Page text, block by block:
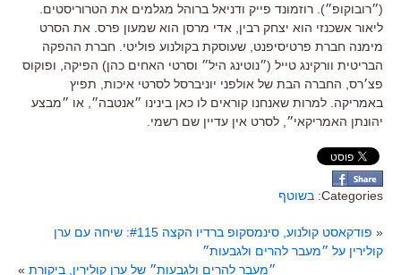
(״רובוקופ״). רוזמונד פייק ודניאל ברוהל מגלמים את הטרוריסטים.
ליאור אשכנזי הוא יצחק רבין, אדי מרסן הוא שמעון פרס. את הסרט
מימנה חברת פרטיסיפנט, שעוסקת בקולנוע פוליטי. חברת ההפקה
הבריטית וורקינג טייל (״נוטינג היל״ וסרטי האחים כהן) הפיקה, ופוקוס
פצ׳רס, החברה הבת של אולפני יוניברסל לסרטי איכות, תפיץ
באמריקה. למרות שאנחנו קוראים לו כאן בינינו ״אנטבה״, או ״מבצע
יהונתן האמריקאי״, לסרט אין עדיין שם רשמי.
Categories: בשוטף
«
פודקאסט קולנוע, סינמסקופ ברדיו הקצה #115: שיחה עם ערן
קולירין על ״מעבר להרים ולגבעות״
״מעבר להרים ולגבעות״ של ערן קולירין, ביקורת »